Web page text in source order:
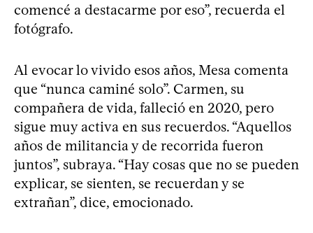
comencé a destacarme por eso”, recuerda el
fotógrafo.
Al evocar lo vivido esos años, Mesa comenta
que “nunca caminé solo”. Carmen, su
compañera de vida, falleció en 2020, pero
sigue muy activa en sus recuerdos. “Aquellos
años de militancia y de recorrida fueron
juntos”, subraya. “Hay cosas que no se pueden
explicar, se sienten, se recuerdan y se
extrañan”, dice, emocionado.